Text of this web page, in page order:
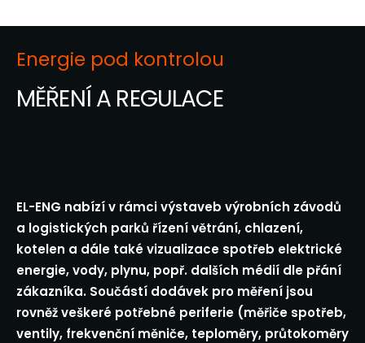
Energie pod kontrolou
MĚŘENÍ A REGULACE
EL-ENG nabízí v rámci výstaveb výrobních závodů
a logistických parků řízení větrání, chlazení,
kotelen a dále také vizualizace spotřeb elektrické
energie, vody, plynu, popř. dalších médií dle přání
zákazníka. Součástí dodávek pro měření jsou
rovněž veškeré potřebné periferie (měřiče spotřeb,
ventily, frekvenční měniče, teploměry, průtokoměry